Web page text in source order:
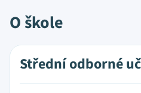
O škole
Střední odborné